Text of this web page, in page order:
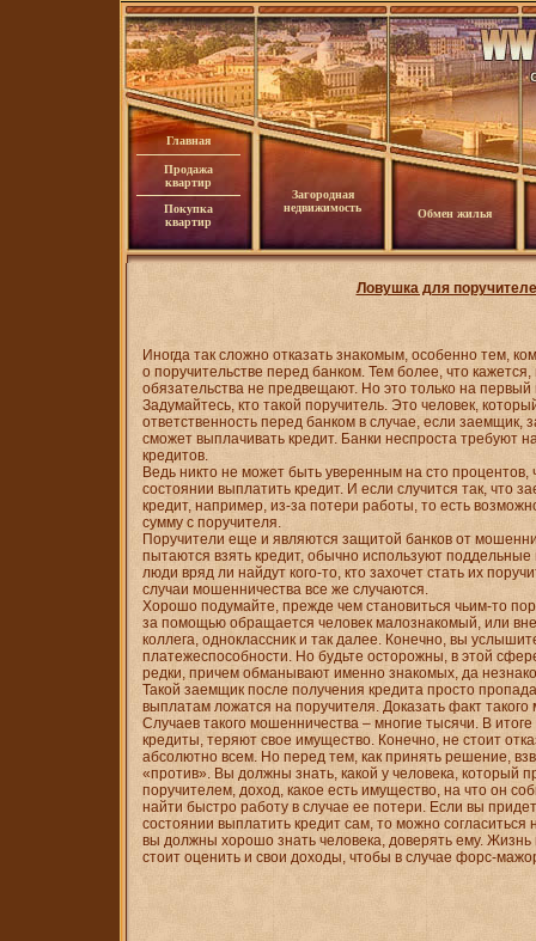
Главная
Продажа
квартир
Покупка
квартир
Загородная
недвижимость
Обмен жилья
Ловушка для
Иногда так сложно отказать знакомым, особенно тем,
о поручительстве перед банком. Тем более, что кажется,
обязательства не предвещают. Но это только на первый
Задумайтесь, кто такой поручитель. Это человек,
ответственность перед банком в случае, если заемщик,
сможет выплачивать кредит. Банки неспроста требуют
кредитов.
Ведь никто не может быть уверенным на сто процентов,
состоянии выплатить кредит. И если случится так, что
кредит, например, из-за потери работы, то есть
сумму с поручителя.
Поручители еще и являются защитой банков от
пытаются взять кредит, обычно используют
люди вряд ли найдут кого-то, кто захочет стать их
случаи мошенничества все же случаются.
Хорошо подумайте, прежде чем становиться чьим-то
за помощью обращается человек малознакомый, или
коллега, одноклассник и так далее. Конечно, вы
платежеспособности. Но будьте осторожны, в этой
редки, причем обманывают именно знакомых, да
Такой заемщик после получения кредита просто
выплатам ложатся на поручителя. Доказать факт
Случаев такого мошенничества – многие тысячи. В
кредиты, теряют свое имущество. Конечно, не стоит
абсолютно всем. Но перед тем, как принять решение,
«против». Вы должны знать, какой у человека, который
поручителем, доход, какое есть имущество, на что он
найти быстро работу в случае ее потери. Если вы
состоянии выплатить кредит сам, то можно согласиться
вы должны хорошо знать человека, доверять ему.
стоит оценить и свои доходы, чтобы в случае форс-